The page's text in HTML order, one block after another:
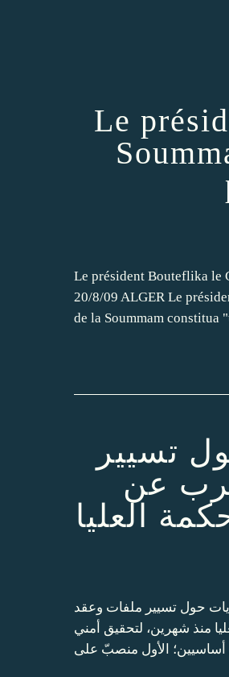
Le
Le président Bouteflika le
20/8/09 ALGER Le
de la Soummam constitua
تسيير
عن
العليا
حول تسيير ملفات وعقد
المحكمة العليا منذ شهرين، لتحقيق أمني